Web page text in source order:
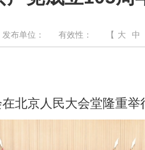
发布单位： 有效性： 【 大 中
北京人民大会堂隆重举